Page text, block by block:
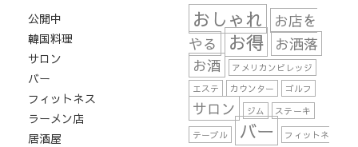
公開中
韓国料理
サロン
バー
フィットネス
ラーメン店
居酒屋
おしゃれ
お店を
やる
お得
お洒落
お酒
アメリカンビレッジ
エステ
カウンター ゴルフ
サロン ジム
ステーキ
テーブル
バー
フィットネ